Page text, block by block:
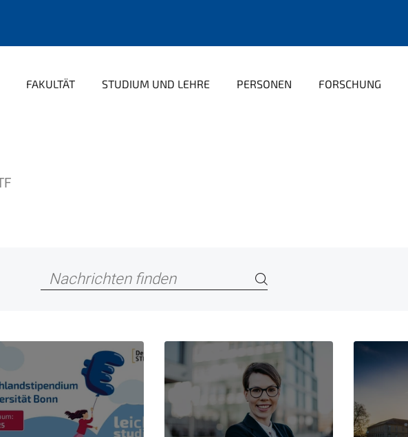
FAKULTÄT STUDIUM UND LEHRE PERSONEN FORSCHUNG